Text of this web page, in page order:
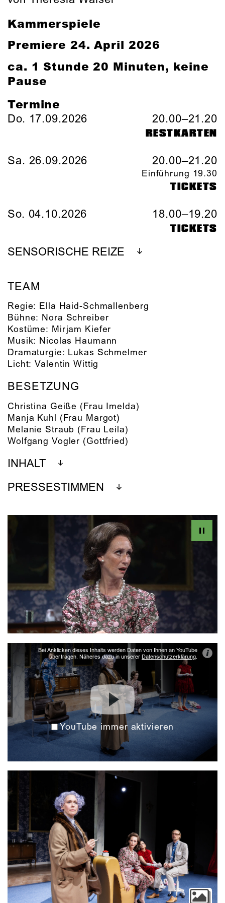
Kammerspiele
Premiere 24. April 2026
ca. 1 Stunde 20 Minuten, keine
Pause
Termine
Do. 17.09.2026 20.00–21.20
RESTKARTEN
Sa. 26.09.2026 20.00–21.20
Einführung 19.30
TICKETS
So. 04.10.2026 18.00–19.20
TICKETS
SENSORISCHE REIZE
TEAM
Regie: Ella Haid-Schmallenberg
Bühne: Nora Schreiber
Kostüme: Mirjam Kiefer
Musik: Nicolas Haumann
Dramaturgie: Lukas Schmelmer
Licht:Valentin Wittig
BESETZUNG
Christina Geiße (Frau Imelda)
Manja Kuhl (Frau Margot)
Melanie Straub (Frau Leila)
Wolfgang Vogler (Gottfried)
INHALT
PRESSESTIMMEN
Bei Anklicken dieses Inhalts werden Daten von Ihnen an YouTube
übertragen. Näheres dazu in unserer Datenschutzerklärung. i
YouTube immer aktivieren